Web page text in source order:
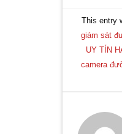
This entry
giám sát
UY TÍN
camera